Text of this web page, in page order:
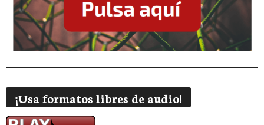
¡Usa formatos libres de audio!